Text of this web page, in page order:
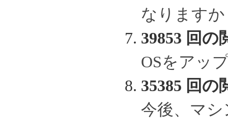
なりますか
39853 回の
OSをアッ
35385 回の
今後、マ